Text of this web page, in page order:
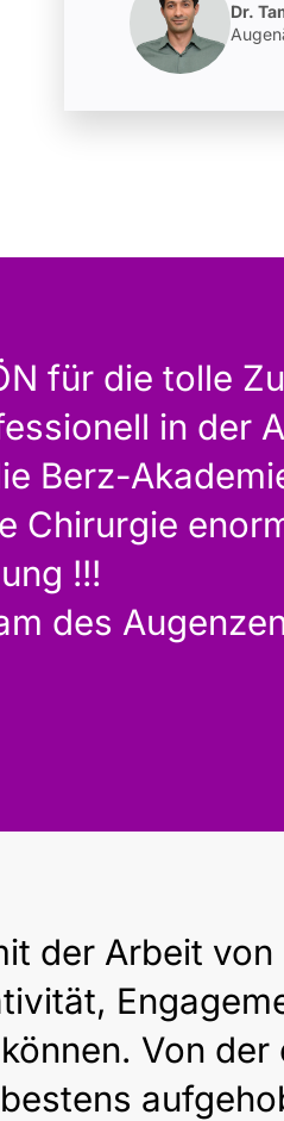
Dr.
für die tolle
in der
Berz-
Chirurgie
!!!
des
der Arbeit
Von